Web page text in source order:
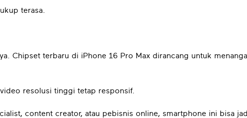
terasa.
Chipset terbaru di iPhone 16 Pro Max dirancang untuk
resolusi tinggi tetap responsif.
content creator, atau pebisnis online, smartphone ini bisa